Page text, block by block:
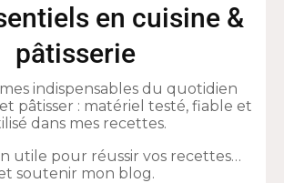
en cuisine &
pâtisserie
indispensables du quotidien
pâtisser : matériel testé, fiable et
dans mes recettes.
utile pour réussir vos recettes…
soutenir mon blog.